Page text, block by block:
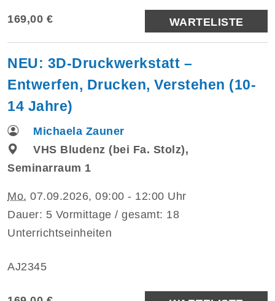
169,00 € WARTELISTE
NEU: 3D-Druckwerkstatt –
Entwerfen, Drucken, Verstehen (10-
14 Jahre)
Michaela Zauner
VHS Bludenz (bei Fa. Stolz),
Seminarraum 1
Mo. 07.09.2026, 09:00 - 12:00 Uhr
Dauer: 5 Vormittage / gesamt: 18
Unterrichtseinheiten
AJ2345